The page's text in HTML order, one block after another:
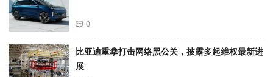
0
比亚迪重拳打击网络黑公关，披露多起维权最新进
展